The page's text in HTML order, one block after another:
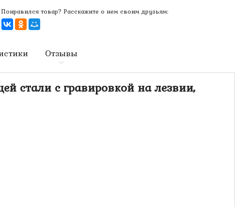
Понравился товар? Расскажите о нем своим друзьям:
Отзывы
стали с гравировкой на лезвии,